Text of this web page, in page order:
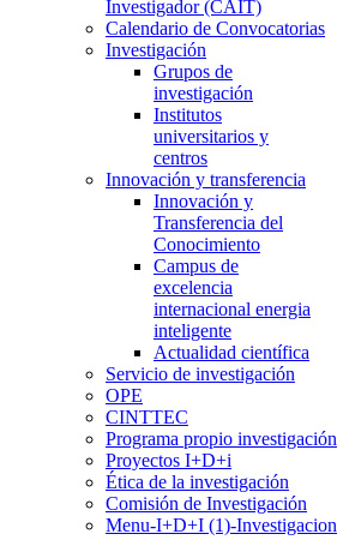
Investigador (CAIT)
Calendario de Convocatorias
Investigación
Grupos de
investigación
Institutos
universitarios y
centros
Innovación y transferencia
Innovación y
Transferencia del
Conocimiento
Campus de
excelencia
internacional energia
inteligente
Actualidad científica
Servicio de investigación
OPE
CINTTEC
Programa propio investigación
Proyectos I+D+i
Ética de la investigación
Comisión de Investigación
Menu-I+D+I (1)-Investigacion